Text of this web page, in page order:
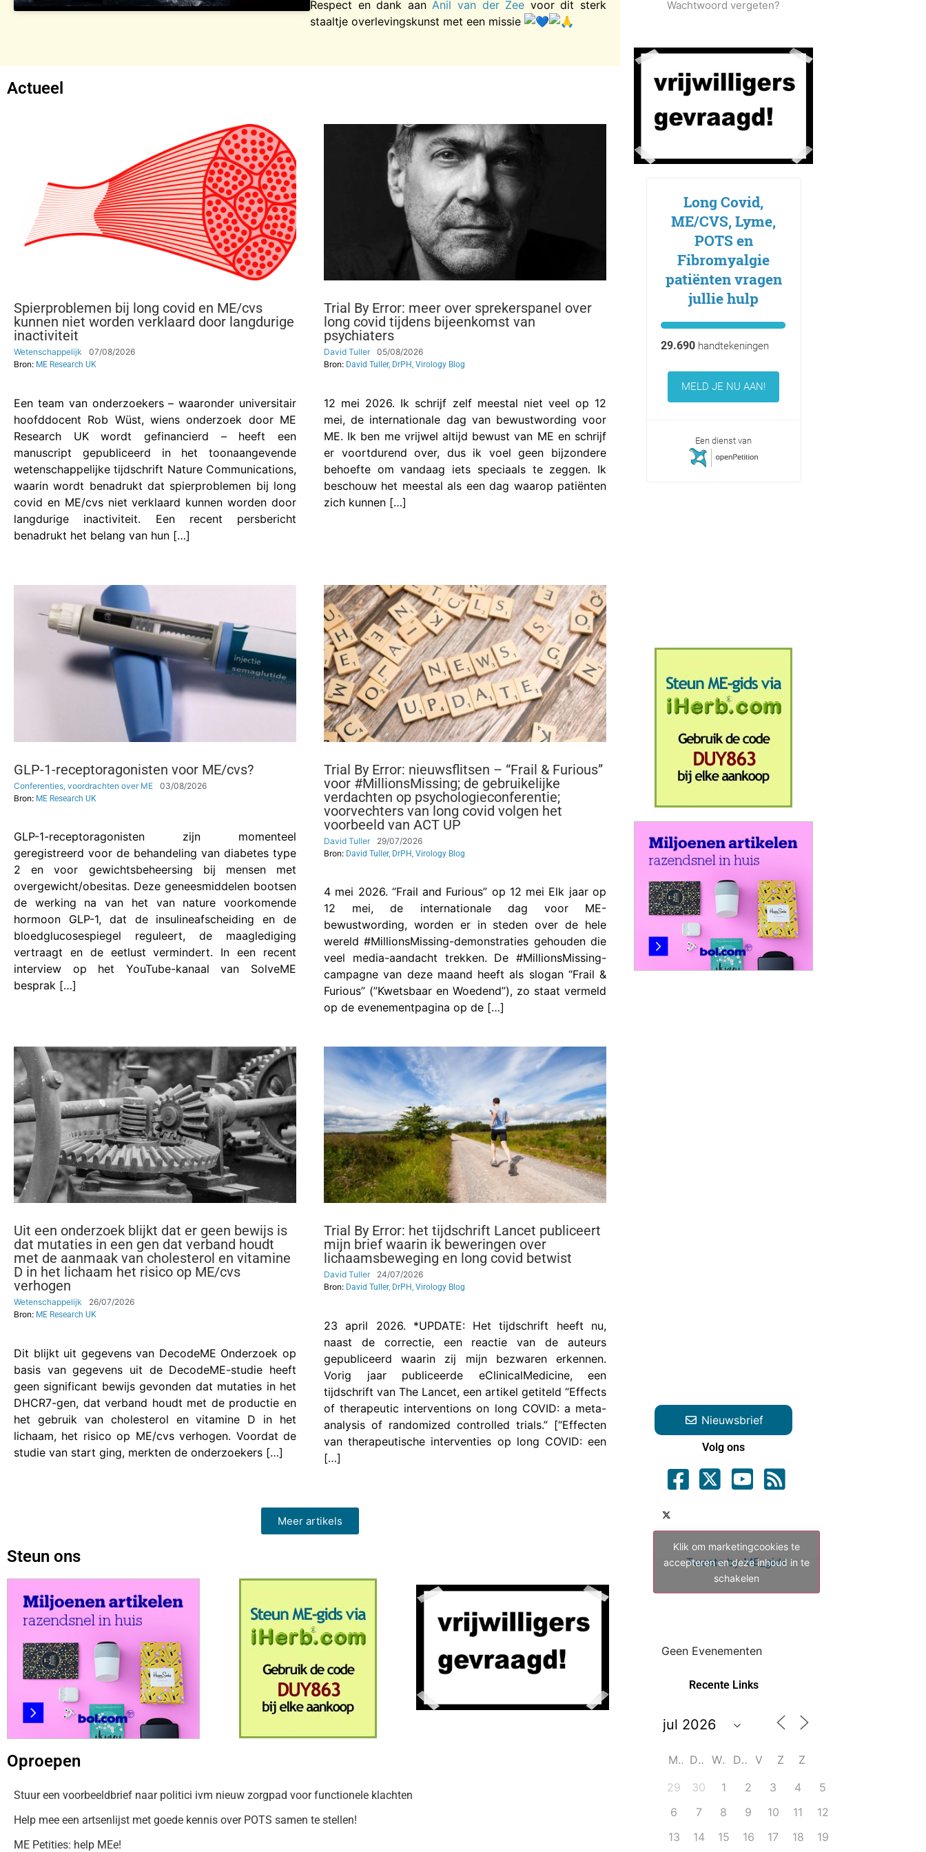
Respect en dank aanAnil van der Zee voor dit sterk
staaltje overlevingskunst met een missie
Actueel
Spierproblemen bij long covid en ME/cvs
kunnen niet worden verklaard door langdurige
inactiviteit
Wetenschappelijk
07/08/2026
Bron: ME Research UK
Een team van onderzoekers – waaronder universitair
hoofddocent Rob Wüst, wiens onderzoek door ME
Research UK wordt gefinancierd – heeft een
manuscript gepubliceerd in het toonaangevende
wetenschappelijke tijdschrift Nature Communications,
waarin wordt benadrukt dat spierproblemen bij long
covid en ME/cvs niet verklaard kunnen worden door
langdurige inactiviteit. Een recent persbericht
benadrukt het belang van hun […]
Trial By Error: meer over sprekerspanel over
long covid tijdens bijeenkomst van
psychiaters
David Tuller
05/08/2026
Bron: David Tuller, DrPH, Virology Blog
12 mei 2026. Ik schrijf zelf meestal niet veel op 12
mei, de internationale dag van bewustwording voor
ME. Ik ben me vrijwel altijd bewust van ME en schrijf
er voortdurend over, dus ik voel geen bijzondere
behoefte om vandaag iets speciaals te zeggen. Ik
beschouw het meestal als een dag waarop patiënten
zich kunnen […]
GLP-1-receptoragonisten voor ME/cvs?
Conferenties, voordrachten over ME
03/08/2026
Bron: ME Research UK
GLP-1-receptoragonisten zijn momenteel
geregistreerd voor de behandeling van diabetes type
2 en voor gewichtsbeheersing bij mensen met
overgewicht/obesitas. Deze geneesmiddelen bootsen
de werking na van het van nature voorkomende
hormoon GLP-1, dat de insulineafscheiding en de
bloedglucosespiegel reguleert, de maaglediging
vertraagt ​​en de eetlust vermindert. In een recent
interview op het YouTube-kanaal van SolveME
besprak […]
Trial By Error: nieuwsflitsen – “Frail & Furious”
voor #MillionsMissing; de gebruikelijke
verdachten op psychologieconferentie;
voorvechters van long covid volgen het
voorbeeld van ACT UP
David Tuller
29/07/2026
Bron: David Tuller, DrPH, Virology Blog
4 mei 2026. “Frail and Furious” op 12 mei Elk jaar op
12 mei, de internationale dag voor ME-
bewustwording, worden er in steden over de hele
wereld #MillionsMissing-demonstraties gehouden die
veel media-aandacht trekken. De #MillionsMissing-
campagne van deze maand heeft als slogan “Frail &
Furious” (”Kwetsbaar en Woedend”), zo staat vermeld
op de evenementpagina op de […]
Uit een onderzoek blijkt dat er geen bewijs is
dat mutaties in een gen dat verband houdt
met de aanmaak van cholesterol en vitamine
D in het lichaam het risico op ME/cvs
verhogen
Wetenschappelijk
26/07/2026
Bron: ME Research UK
Dit blijkt uit gegevens van DecodeME Onderzoek op
basis van gegevens uit de DecodeME-studie heeft
geen significant bewijs gevonden dat mutaties in het
DHCR7-gen, dat verband houdt met de productie en
het gebruik van cholesterol en vitamine D in het
lichaam, het risico op ME/cvs verhogen. Voordat de
studie van start ging, merkten de onderzoekers […]
Trial By Error: het tijdschrift Lancet publiceert
mijn brief waarin ik beweringen over
lichaamsbeweging en long covid betwist
David Tuller
24/07/2026
Bron: David Tuller, DrPH, Virology Blog
23 april 2026. *UPDATE: Het tijdschrift heeft nu,
naast de correctie, een reactie van de auteurs
gepubliceerd waarin zij mijn bezwaren erkennen.
Vorig jaar publiceerde eClinicalMedicine, een
tijdschrift van The Lancet, een artikel getiteld “Effects
of therapeutic interventions on long COVID: a meta-
analysis of randomized controlled trials.” [“Effecten
van therapeutische interventies op long COVID: een
[…]
Meer artikels
Steun ons
Oproepen
Stuur een voorbeeldbrief naar politici ivm nieuw zorgpad voor functionele klachten
Help mee een artsenlijst met goede kennis over POTS samen te stellen!
ME Petities: help MEe!
Wachtwoord vergeten?
Long Covid,
ME/CVS, Lyme,
POTS en
Fibromyalgie
patiënten vragen
jullie hulp
29.690handtekeningen
MELD JE NU AAN!
Een dienst van
Nieuwsbrief
Volg ons
Tweets by ME_gids
Klik om marketingcookies te
accepteren en deze inhoud in te
schakelen
Geen Evenementen
Recente Links
M D W D V Z
Z
29
30 1 2 3 4
5
6
7 8 9 10 11
12
13
14 15 16 17 18 19